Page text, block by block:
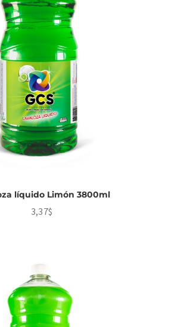
líquido Limón 3800ml
3,37$